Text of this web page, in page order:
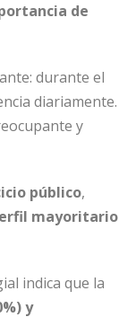
de
durante el
diariamente.
y
público,
mayoritario
indica que la
y